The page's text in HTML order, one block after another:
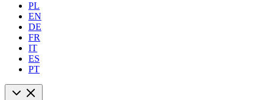
PL
EN
DE
FR
IT
ES
PT